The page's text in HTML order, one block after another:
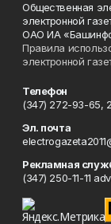
Общественная
электронной
ОАО ИА
Правила
электронной
Телефон
(347) 272-93-65,
Эл. почта
Рекламная
(347) 250-11-11